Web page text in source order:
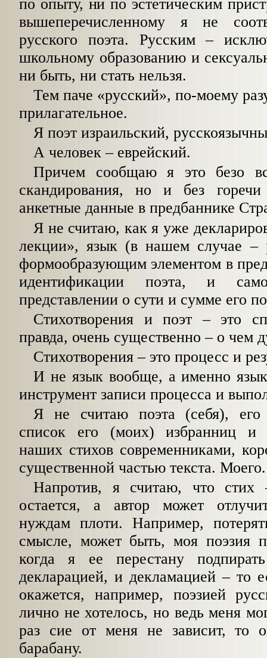
по опыту, ни по эстетическим
вышеперечисленному я не
русского поэта. Русским –
школьному образованию и
ни быть, ни стать нельзя.
Тем паче «русский», по-моему
прилагательное.
Я поэт израильский,
А человек – еврейский.
Причем сообщаю я это безо
скандирования, но и без
анкетные данные в предбаннике
Я не считаю, как я уже
лекции», язык (в нашем случае –
формообразующим элементом в
идентификации поэта, и
представлении о сути и сумме его
Стихотворения и поэт – это
правда, очень существенно – о чем
Стихотворения – это процесс и
И не язык вообще, а именно
инструмент записи процесса и
Я не считаю поэта (себя),
список его (моих) избранниц и
наших стихов современниками,
существенной частью текста. Моего.
Напротив, я считаю, что стих
остается, а автор может
нуждам плоти. Например,
смысле, может быть, моя поэзия
когда я ее перестану
декларацией, и декламацией – то
окажется, например, поэзией
лично не хотелось, но ведь меня
раз сие от меня не зависит, то
барабану.